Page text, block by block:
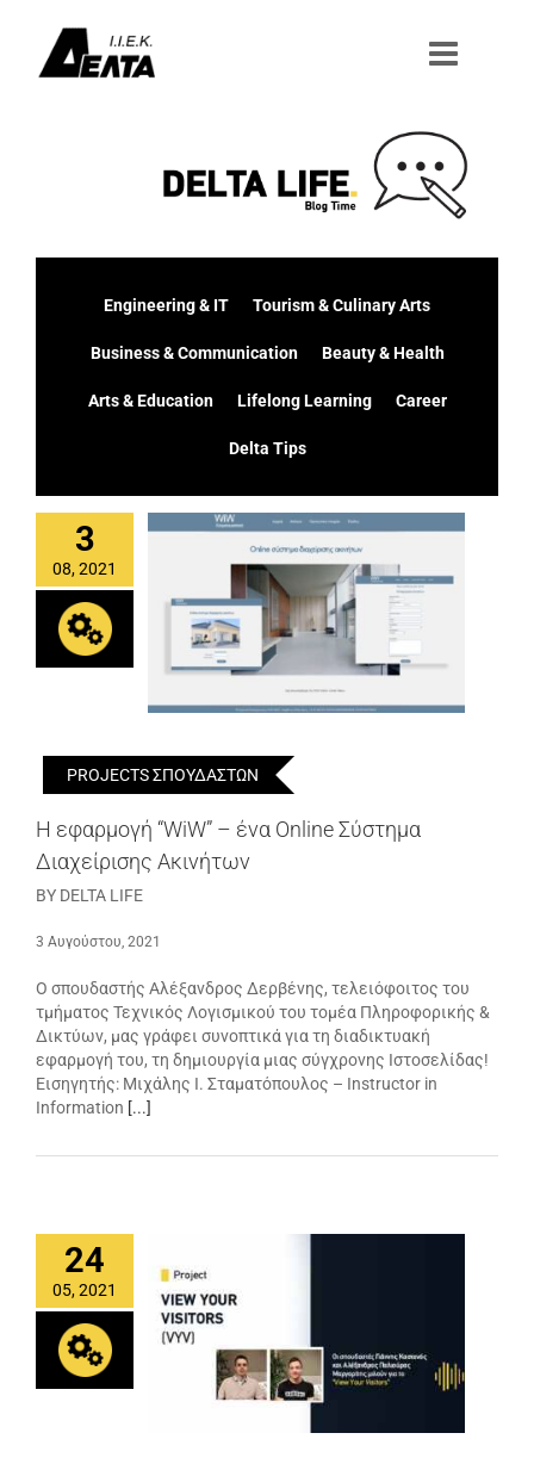
περιεχόμενο
Engineering & IT Tourism & Culinary Arts
Business & Communication Beauty & Health
Arts & Education Lifelong Learning Career
Delta Tips
3
08, 2021
PROJECTS ΣΠΟΥΔΑΣΤΩΝ
Η εφαρμογή “WiW” – ένα Online Σύστημα
Διαχείρισης Ακινήτων
BY DELTA LIFE
3 Αυγούστου, 2021
Ο σπουδαστής Αλέξανδρος Δερβένης, τελειόφοιτος του
τμήματος Τεχνικός Λογισμικού του τομέα Πληροφορικής &
Δικτύων, μας γράφει συνοπτικά για τη διαδικτυακή
εφαρμογή του, τη δημιουργία μιας σύγχρονης Ιστοσελίδας!
Εισηγητής: Μιχάλης Ι. Σταματόπουλος – Instructor in
Information [...]
24
05, 2021